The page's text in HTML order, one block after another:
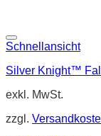
Schnellansicht
Silver Knight™
exkl. MwSt.
zzgl.